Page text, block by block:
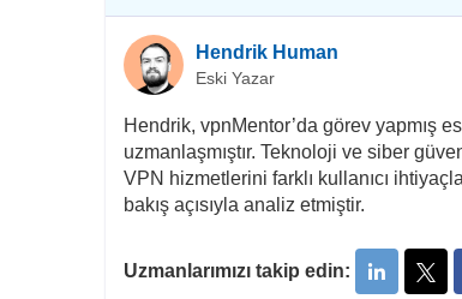
Hendrik Human
Eski Yazar
Hendrik, vpnMentor’da görev yapmış
uzmanlaşmıştır. Teknoloji ve siber
VPN hizmetlerini farklı kullanıcı
bakış açısıyla analiz etmiştir.
Uzmanlarımızı takip edin: